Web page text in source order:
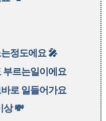
정도에요 🎤
부르는일이에요
로 일들어가요
상 💸